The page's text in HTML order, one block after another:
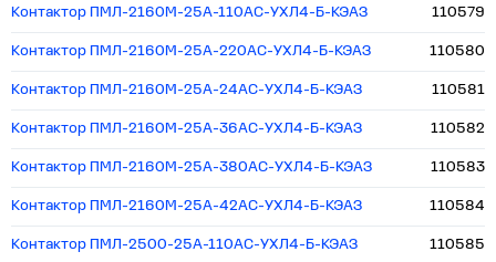
Контактор ПМЛ-2160М-25А-110AC-УХЛ4-Б-КЭАЗ 110579
Контактор ПМЛ-2160М-25А-220AC-УХЛ4-Б-КЭАЗ 110580
Контактор ПМЛ-2160М-25А-24AC-УХЛ4-Б-КЭАЗ 110581
Контактор ПМЛ-2160М-25А-36AC-УХЛ4-Б-КЭАЗ 110582
Контактор ПМЛ-2160М-25А-380AC-УХЛ4-Б-КЭАЗ 110583
Контактор ПМЛ-2160М-25А-42AC-УХЛ4-Б-КЭАЗ 110584
Контактор ПМЛ-2500-25А-110AC-УХЛ4-Б-КЭАЗ 110585